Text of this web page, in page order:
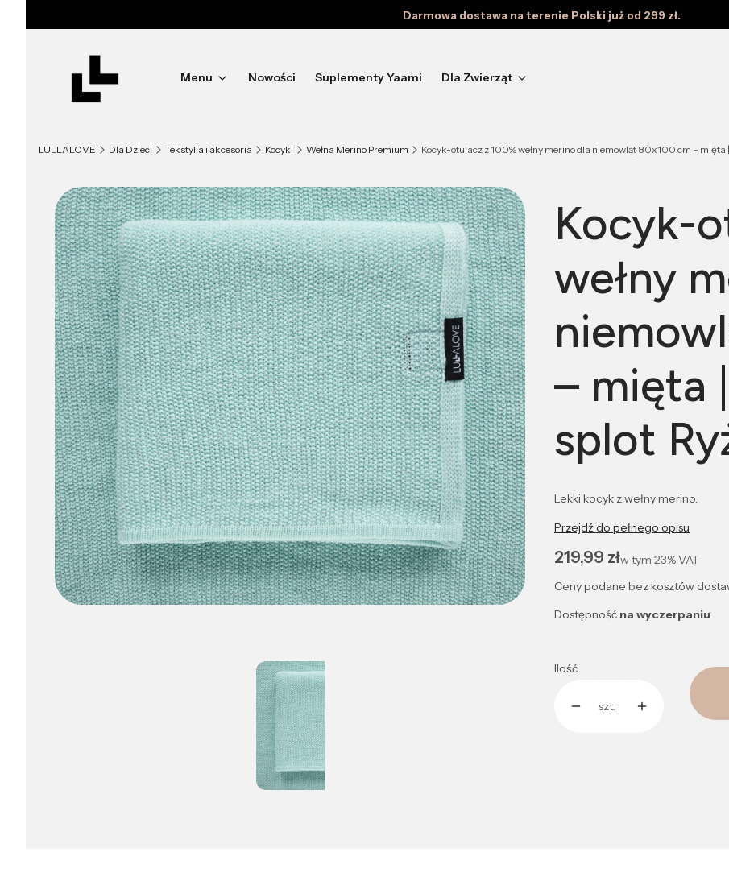
Darmowa dostawa na terenie Polski już od 299 zł.
Menu Nowości Suplementy Yaami Dla Zwierząt
LULLALOVE Dla Dzieci Tekstylia i akcesoria Kocyki Wełna Merino Premium Kocyk-otulacz z 100% wełny merino dla niemowląt 80x100 cm – mięta
Kocyk-
wełny
– mięta
splot
Lekki kocyk z wełny merino.
Przejdź do pełnego opisu
Cena
219,99 złw tym 23%VAT
Ceny podane bez kosztów
Dostępność:na wyczerpaniu
Ilość
szt.